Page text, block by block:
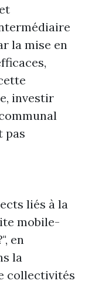
la mise en
investir
pas
liés à la
mobile-
en
la
collectivités